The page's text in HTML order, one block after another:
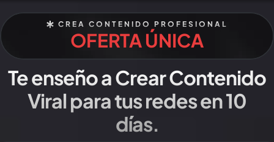
CREA CONTENIDO PROFESIONAL
OFERTA ÚNICA
Te enseño a Crear Contenido
Viral para tus redes en 10
días.